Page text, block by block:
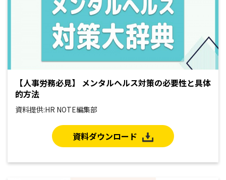
【人事労務必見】 メンタルヘルス対策の必要性と具体
的方法
資料提供:HR NOTE編集部
資料ダウンロード